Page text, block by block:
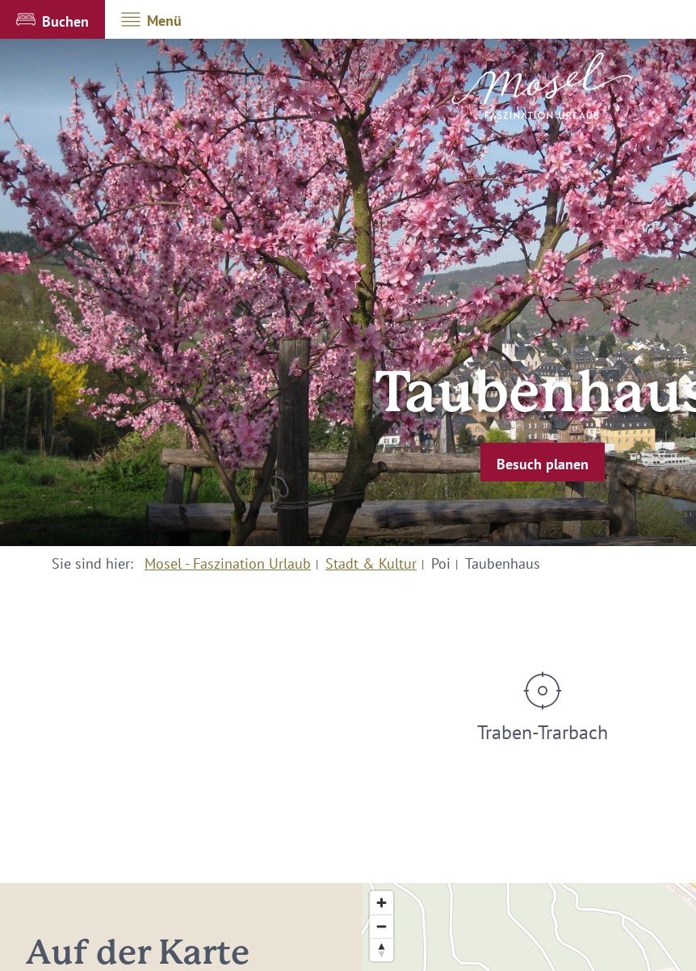
Buchen Menü
Besuch planen
Sie sind hier: Mosel - Faszination Urlaub Stadt & Kultur Poi Taubenhaus
Traben-Trarbach
Auf der Karte